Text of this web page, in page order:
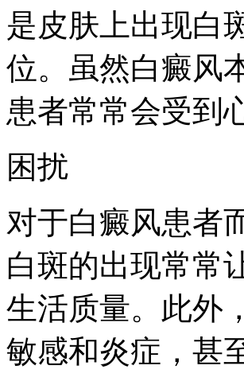
是皮肤上出现白
位。虽然白癜风
患者常常会受到
困扰
对于白癜风患者
白斑的出现常常
生活质量。此外
敏感和炎症，甚